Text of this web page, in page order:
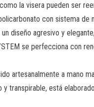
la visera pueden ser
con sistema de
diseño agresivo y
se perfecciona con
artesanalmente a mano
y transpirable, está